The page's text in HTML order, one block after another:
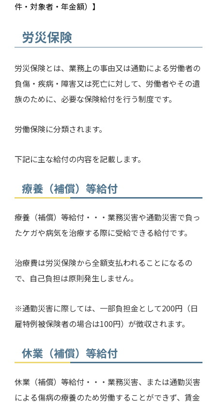
件・対象者・年金額）】
労災保険
労災保険とは、業務上の事由又は通勤による労働者の
負傷・疾病・障害又は死亡に対して、労働者やその遺
族のために、必要な保険給付を行う制度です。
労働保険に分類されます。
下記に主な給付の内容を記載します。
療養（補償）等給付
療養（補償）等給付・・・業務災害や通勤災害で負っ
たケガや病気を治療する際に受給できる給付です。
治療費は労災保険から全額支払われることになるの
で、自己負担は原則発生しません。
※通勤災害に際しては、一部負担金として200円（日
雇特例被保険者の場合は100円）が徴収されます。
休業（補償）等給付
休業（補償）等給付・・・業務災害、または通勤災害
による傷病の療養のため労働することができず、賃金